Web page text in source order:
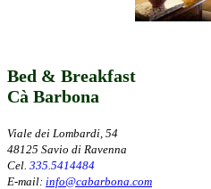
Bed & Breakfast
Cà Barbona
Viale dei Lombardi, 54
48125 Savio di Ravenna
Cel. 335.5414484
E-mail: info@cabarbona.com